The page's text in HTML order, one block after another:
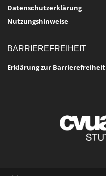
Datenschutzerklärung
Nutzungshinweise
BARRIEREFREIHEIT
Erklärung zur Barrierefreiheit